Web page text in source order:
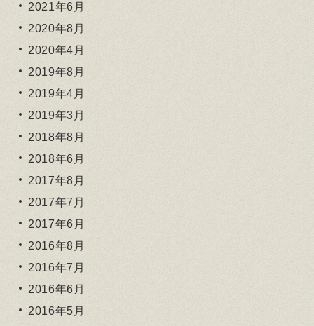
2021年6月
2020年8月
2020年4月
2019年8月
2019年4月
2019年3月
2018年8月
2018年6月
2017年8月
2017年7月
2017年6月
2016年8月
2016年7月
2016年6月
2016年5月